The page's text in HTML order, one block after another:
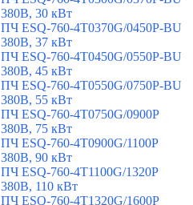
380В, 30 кВт
ПЧ ESQ-760-4T0370G/0450P-BU
380В, 37 кВт
ПЧ ESQ-760-4T0450G/0550P-BU
380В, 45 кВт
ПЧ ESQ-760-4T0550G/0750P-BU
380В, 55 кВт
ПЧ ESQ-760-4T0750G/0900P
380В, 75 кВт
ПЧ ESQ-760-4T0900G/1100P
380В, 90 кВт
ПЧ ESQ-760-4T1100G/1320P
380В, 110 кВт
ПЧ ESQ-760-4T1320G/1600P